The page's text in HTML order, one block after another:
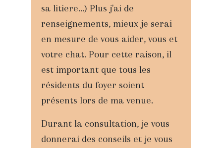
sa litiere...) Plus j'ai de
renseignements, mieux je serai
en mesure de vous aider, vous et
votre chat. Pour cette raison, il
est important que tous les
résidents du foyer soient
présents lors de ma venue.
Durant la consultation, je vous
donnerai des conseils et je vous